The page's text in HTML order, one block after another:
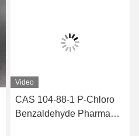
Video
CAS 104-88-1 P-Chloro
Benzaldehyde Pharma